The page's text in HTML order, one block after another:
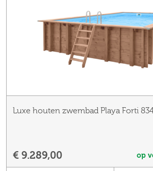
Luxe houten zwembad Playa Forti
€ 9.289,00 op